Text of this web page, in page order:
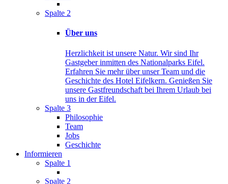
Spalte 2
Über uns
Herzlichkeit ist unsere Natur. Wir sind Ihr
Gastgeber inmitten des Nationalparks Eifel.
Erfahren Sie mehr über unser Team und die
Geschichte des Hotel Eifelkern. Genießen Sie
unsere Gastfreundschaft bei Ihrem Urlaub bei
uns in der Eifel.
Spalte 3
Philosophie
Team
Jobs
Geschichte
Informieren
Spalte 1
Spalte 2